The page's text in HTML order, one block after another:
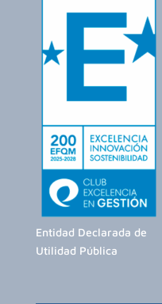
Entidad Declarada de
Utilidad Pública